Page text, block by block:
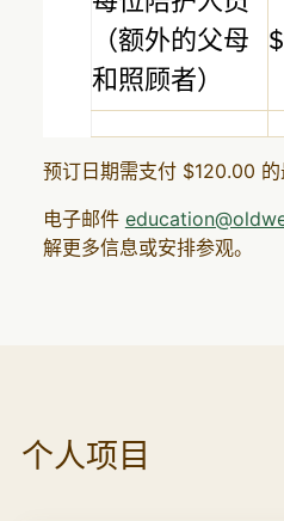
（额外的父母
和照顾者）
预订日期需支付 $120.00 的
电子邮件
解更多信息或安排参观。
个人项目